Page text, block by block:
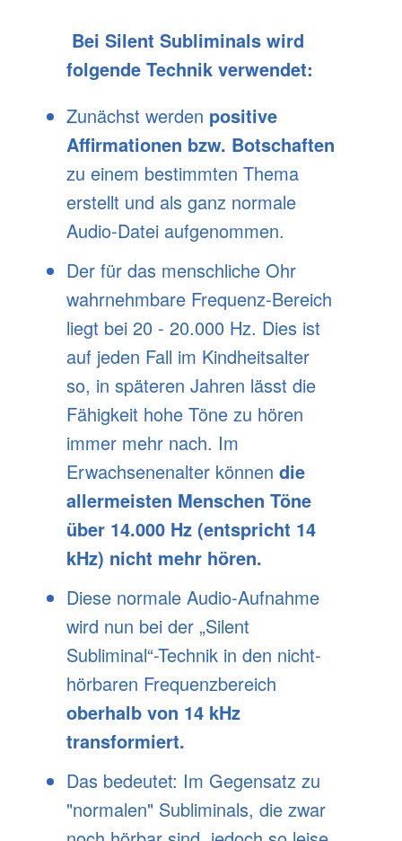
Bei Silent Subliminals wird
folgende Technik verwendet:
Zunächst werden positive
Affirmationen bzw. Botschaften
zu einem bestimmten Thema
erstellt und als ganz normale
Audio-Datei aufgenommen.
Der für das menschliche Ohr
wahrnehmbare Frequenz-Bereich
liegt bei 20 - 20.000 Hz. Dies ist
auf jeden Fall im Kindheitsalter
so, in späteren Jahren lässt die
Fähigkeit hohe Töne zu hören
immer mehr nach. Im
Erwachsenenalter können die
allermeisten Menschen Töne
über 14.000 Hz (entspricht 14
kHz) nicht mehr hören.
Diese normale Audio-Aufnahme
wird nun bei der „Silent
Subliminal“-Technik in den nicht-
hörbaren Frequenzbereich
oberhalb von 14 kHz
transformiert.
Das bedeutet: Im Gegensatz zu
"normalen" Subliminals, die zwar